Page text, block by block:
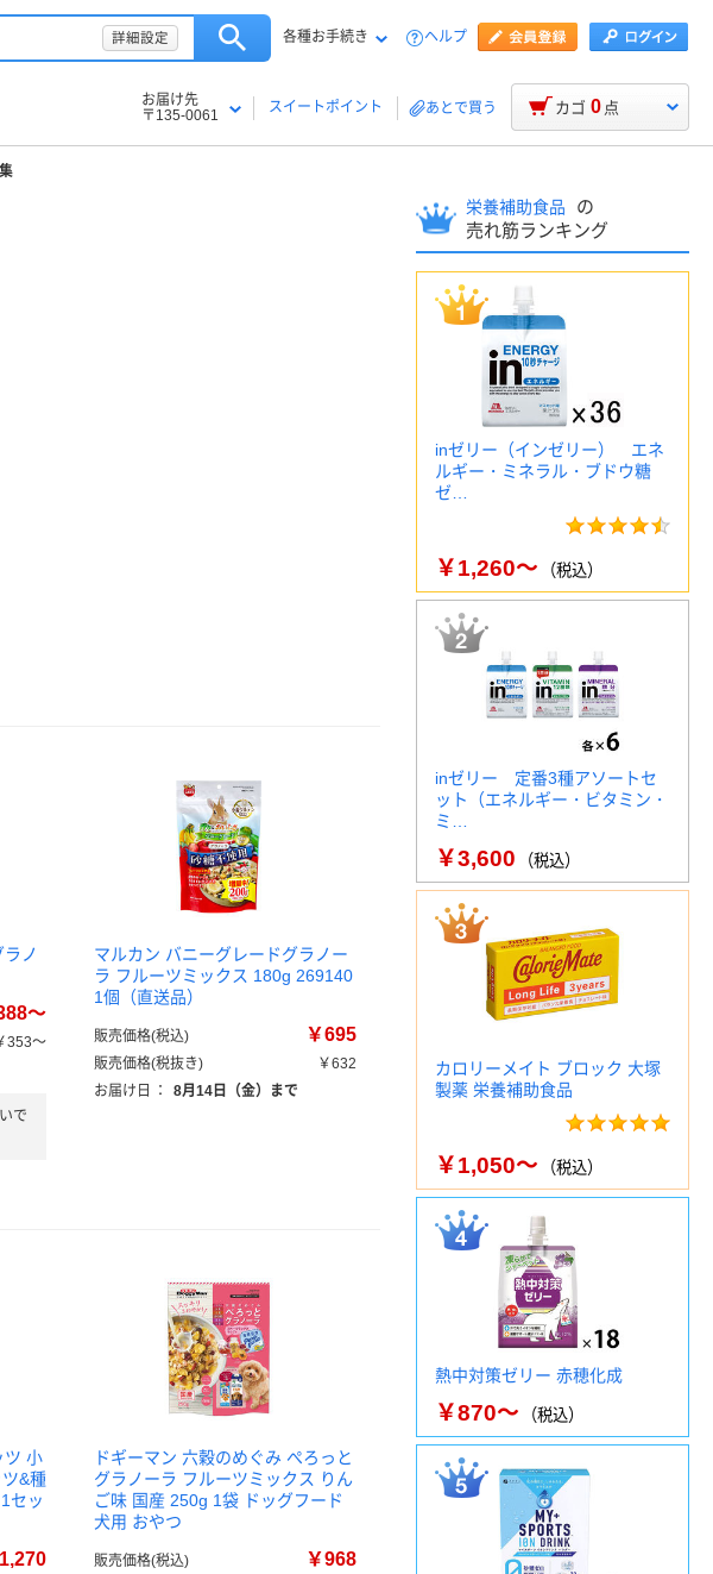
詳細設定 各種お手続き ヘルプ
お届け先
〒135-0061
スイートポイント あとで買う カゴ 0 点
ノ
～
353～
で
マルカン バニーグレードグラノー
ラ フルーツミックス 180g 269140
1個（直送品）
販売価格(税込) ￥695
販売価格(税抜き)
￥632
お届け日
： 8月14日（金）まで
ツ 小
&種
セッ
ドギーマン 六穀のめぐみ ぺろっと
グラノーラ フルーツミックス りん
ご味 国産 250g 1袋 ドッグフード
犬用 おやつ
販売価格(税込) ￥968
栄養補助食品
の
売れ筋ランキング
inゼリー（インゼリー） エネ
ルギー・ミネラル・ブドウ糖
ゼ…
￥1,260～ （税込）
inゼリー 定番3種アソートセ
ット（エネルギー・ビタミン・
ミ…
￥3,600 （税込）
カロリーメイト ブロック 大塚
製薬 栄養補助食品
￥1,050～ （税込）
熱中対策ゼリー 赤穂化成
￥870～ （税込）